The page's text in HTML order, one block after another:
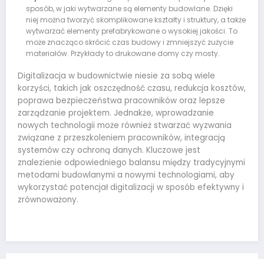
sposób, w jaki wytwarzane są elementy budowlane. Dzięki
niej można tworzyć skomplikowane kształty i struktury, a także
wytwarzać elementy prefabrykowane o wysokiej jakości. To
może znacząco skrócić czas budowy i zmniejszyć zużycie
materiałów. Przykłady to drukowane domy czy mosty.
Digitalizacja w budownictwie niesie za sobą wiele
korzyści, takich jak oszczędność czasu, redukcja kosztów,
poprawa bezpieczeństwa pracowników oraz lepsze
zarządzanie projektem. Jednakże, wprowadzanie
nowych technologii może również stwarzać wyzwania
związane z przeszkoleniem pracowników, integracją
systemów czy ochroną danych. Kluczowe jest
znalezienie odpowiedniego balansu między tradycyjnymi
metodami budowlanymi a nowymi technologiami, aby
wykorzystać potencjał digitalizacji w sposób efektywny i
zrównoważony.